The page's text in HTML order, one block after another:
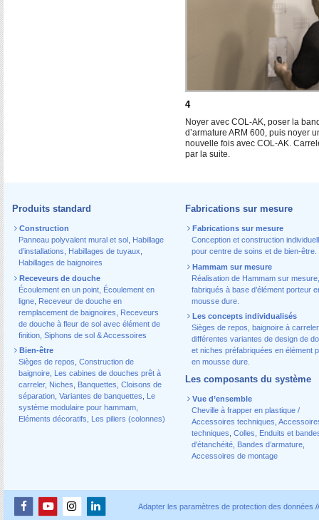
4
Noyer avec COL-AK, poser la
d’armature ARM 600, puis noyer
nouvelle fois avec COL-AK.
par la suite.
Produits standard
Construction
Panneau polyvalent mural et sol Habillage
d’installations
Habillages de tuyaux
Habillages de baignoires
Receveurs de douche
Écoulement en un point Écoulement en
ligne Receveur de douche en
remplacement de baignoires
Receveurs
de douche à fleur de sol avec élément de
finition Siphons de sol & Accessoires
Bien-être
Sièges de repos Construction de
baignoire
Les cabines de douches prêt à
carreler, Niches Banquettes Cloisons de
séparation Variantes de banquettes
Le
système modulaire pour hammam
Eléments décoratifs
Les piliers (colonnes)
Fabrications sur mesure
Fabrications sur mesure
Conception et construction
pour centre de soins et de bien-être.
Hammam sur mesure
Réalisation de Hammam sur mesure,
fabriqués à base d’élément porteur
mousse dure.
Les concepts individualisés
Sièges de repos, baignoire à
différentes variantes de design de
et niches préfabriquées en élément
en mousse dure.
Les composants du système
Vue d’ensemble
Cheville à frapper en plastique /
Accessoires techniques
techniques Colles
Enduits et
d'étanchéité, Bandes d’armature,
Accessoires de montage
Adapter les paramètres de protection des données